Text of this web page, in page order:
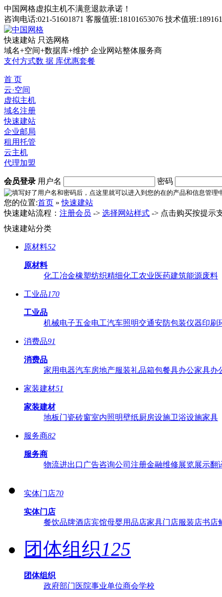
中国网格虚拟主机不满意退款承诺！
咨询电话:021-51601871 客服值班:18101653076 技术值班
快速建站 只选网格
域名+空间+数据库+维护 企业网站整体服务商
支付方式数 据 库优惠套餐
首 页
云·空间
虚拟主机
域名注册
快速建站
企业邮局
租用托管
云主机
代理加盟
会员登录 用户名 密码
您的位置:首页 »快速建站
快速建站流程： 注册会员 -> 选择网站样式 -> 点击购买按提示
快速建站分类
原材料52
原材料
化工冶金橡塑纺织精细化工农业医药建筑能源废料
工业品170
工业品
机械电子五金电工汽车照明交通安防包装仪器印刷
消费品91
消费品
家用电器汽车房地产服装礼品箱包餐具办公家具办
家装建材51
家装建材
地板门瓷砖窗室内照明壁纸厨房设施卫浴设施家具
服务商82
服务商
物流进出口 广告咨询公司注册金融维修展览展示翻
实体门店70
实体门店
餐饮品牌酒店宾馆母婴用品店家具门店服装店书店
团体组织125
团体组织
政府部门 医院事业单位商会学校